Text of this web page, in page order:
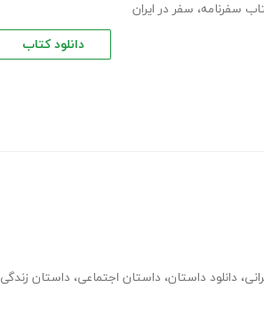
سفرنامه، سفر در ایران
دانلود کتاب
، دانلود داستان، داستان اجتماعی، داستان زندگی